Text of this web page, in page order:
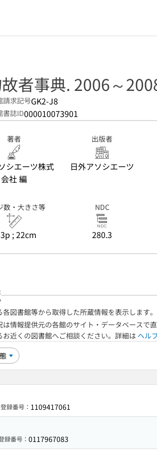
リンク者事典. 2006～
請求記号GK2-J8
書誌ID000010073901
著者
シエーツ株式
会社 編
出版者
日外アソシエーツ
数・大きさ等
; 22cm
NDC
280.3
図書館等から取得した所蔵情報を表示します。
情報提供元の各館のサイト・データベースで
近くの図書館へご相談ください。詳細は ヘル
録番号： 1109417061
録番号： 0117967083